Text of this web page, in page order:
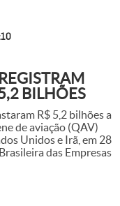
BILHÕES
R$ 5,2 bilhões a
de aviação (QAV)
Unidos e Irã, em 28
das Empresas